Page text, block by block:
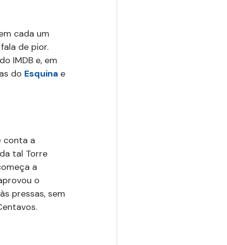
cada um
de pior.
IMDB e, em
do Esquina e
conta a
tal Torre
a
o
pressas, sem